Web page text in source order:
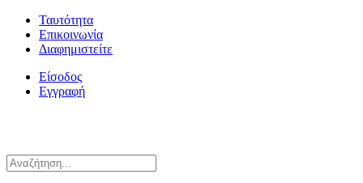
Ταυτότητα
Επικοινωνία
Διαφημιστείτε
Είσοδος
Εγγραφή